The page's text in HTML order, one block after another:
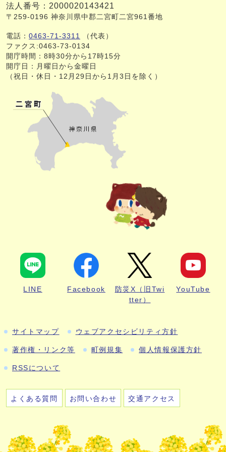
法人番号：2000020143421
〒259-0196 神奈川県中郡二宮町二宮961番地
電話： 0463-71-3311
（代表）
ファクス:0463-73-0134
開庁時間：8時30分から17時15分
開庁日：月曜日から金曜日
（祝日・休日・12月29日から1月3日を除く）
LINE Facebook
防災X（旧Twi
tter）
YouTube
サイトマップ ウェブアクセシビリティ方針
著作権・リンク等 町例規集 個人情報保護方針
RSSについて
よくある質問 お問い合わせ 交通アクセス